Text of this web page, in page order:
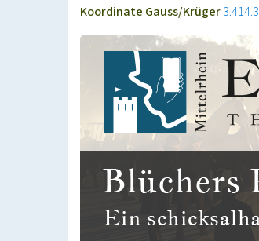
Koordinate Gauss/Krüger